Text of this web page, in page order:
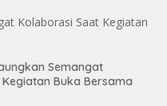
Semangat
Buka Bersama